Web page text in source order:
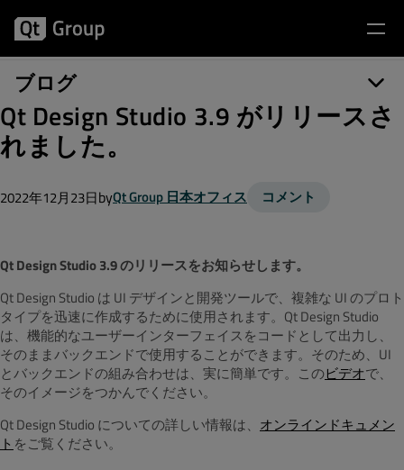
ブログ
Qt Design Studio 3.9 がリリースさ
れました。
2022年12月23日byQt Group 日本オフィス コメント
Qt Design Studio 3.9 のリリースをお知らせします。
Qt Design Studio は UI デザインと開発ツールで、複雑な UI のプロト
タイプを迅速に作成するために使用されます。Qt Design Studio
は、機能的なユーザーインターフェイスをコードとして出力し、
そのままバックエンドで使用することができます。そのため、UI
とバックエンドの組み合わせは、実に簡単です。このビデオで、
そのイメージをつかんでください。
Qt Design Studio についての詳しい情報は、 オンラインドキュメン
ト をご覧ください。